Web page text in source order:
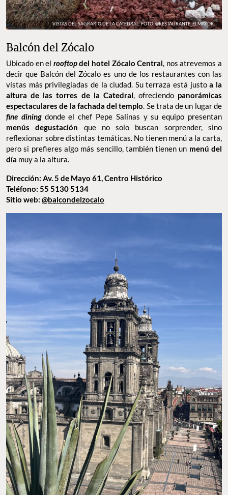
VISTAS DEL SAGRARIO DE LA CATEDRAL. FOTO: @RESTAURANTE_ELMAYOR
Balcón del Zócalo
Ubicado en el rooftopdel hotel Zócalo Central, nos atrevemos a
decir que Balcón del Zócalo es uno de los restaurantes con las
vistas más privilegiadas de la ciudad. Su terraza está justoa la
altura de las torres de la Catedral, ofreciendo panorámicas
espectaculares de la fachada del templo. Se trata de un lugar de
fine diningdonde el chef Pepe Salinas y su equipo presentan
menús degustación que no solo buscan sorprender, sino
reflexionar sobre distintas temáticas. No tienen menú a la carta,
pero si prefieres algo más sencillo, también tienen un menú del
día muy a la altura.
Dirección: Av. 5 de Mayo 61, Centro Histórico
Teléfono: 55 5130 5134
Sitio web: @balcondelzocalo